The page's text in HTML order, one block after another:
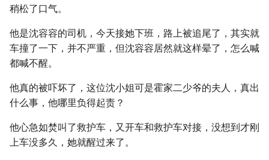
稍松了口气。
他是沈容容的司机，今天接她下班，路上被追尾了，其实就
车撞了一下，并不严重，但沈容容居然就这样晕了，怎么喊
都喊不醒。
他真的被吓坏了，这位沈小姐可是霍家二少爷的夫人，真出
什么事，他哪里负得起责？
他心急如焚叫了救护车，又开车和救护车对接，没想到才刚
上车没多久，她就醒过来了。